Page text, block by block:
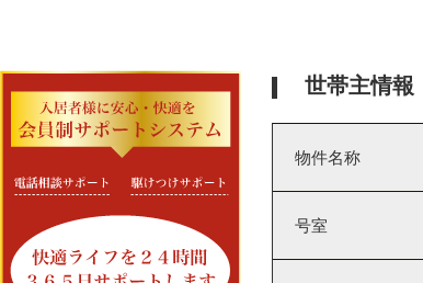
世帯主情報
物件名称
号室